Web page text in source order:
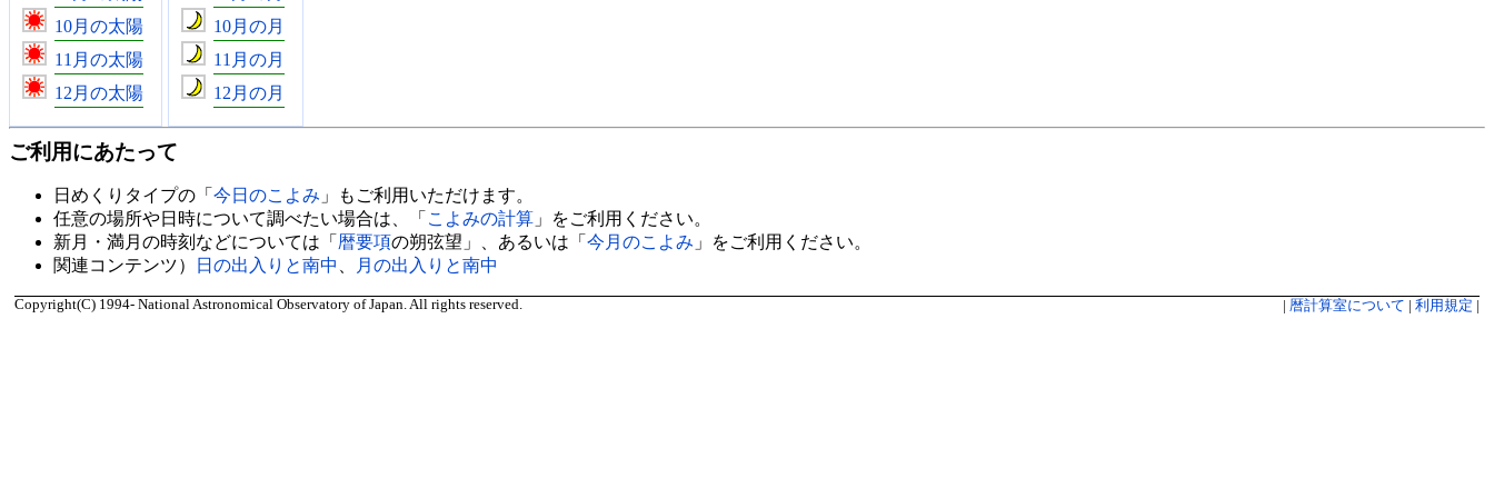
10月の太陽
11月の太陽
12月の太陽
10月の月
11月の月
12月の月
ご利用にあたって
日めくりタイプの「 今日のこよみ 」もご利用いただけます。
任意の場所や日時について調べたい場合は、「 こよみの計算 」をご利用ください。
新月・満月の時刻などについては「 暦要項の朔弦望」、あるいは「 今月のこよみ 」をご利用ください。
関連コンテンツ）
日の出入りと南中 月の出入りと南中
Copyright(C) 1994- National Astronomical Observatory of Japan. All rights reserved. | 暦計算室について | 利用規定 |